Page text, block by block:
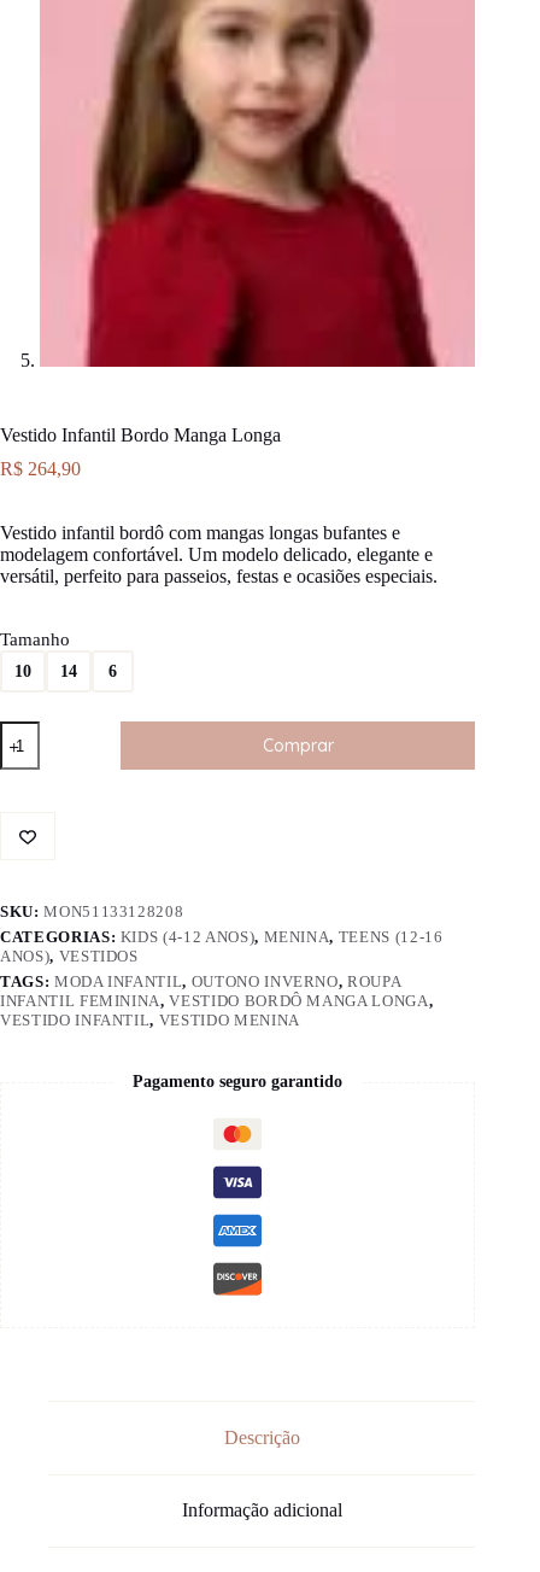
Vestido Infantil Bordo Manga Longa
R$ 264,90
Vestido infantil bordô com mangas longas bufantes e
modelagem confortável. Um modelo delicado, elegante e
versátil, perfeito para passeios, festas e ocasiões especiais.
Tamanho
10 14 6
Vestido
Infantil
Bordo
quantidade
Comprar
SKU:MON51133128208
CATEGORIAS: KIDS (4-12 ANOS), MENINA, TEENS (12-16
ANOS), VESTIDOS
TAGS: MODA INFANTIL, OUTONO INVERNO,ROUPA
INFANTIL FEMININA,VESTIDO BORDÔ MANGA LONGA,
VESTIDO INFANTIL, VESTIDO MENINA
Pagamento seguro garantido
Descrição
Informação adicional